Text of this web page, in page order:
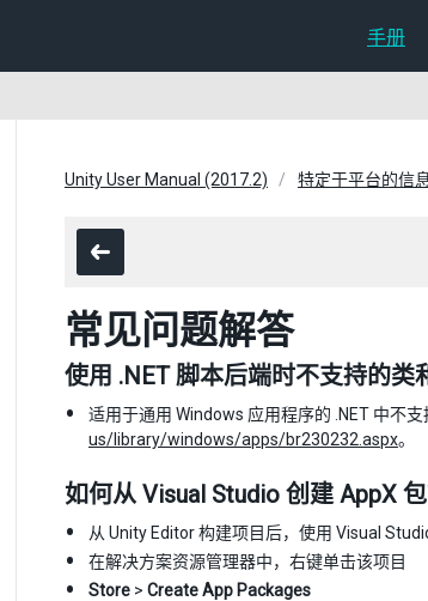
手册
Unity User Manual (2017.2) 特定于平台的信
常见问题解答
使用 .NET 脚本后端时不支持的类
适用于通用 Windows 应用程序的 .NET 中不
us/library/windows/apps/br230232.aspx。
如何从 Visual Studio 创建 AppX 包
从 Unity Editor 构建项目后，使用 Visual
在解决方案资源管理器中，右键单击该项目
Store > Create App Packages